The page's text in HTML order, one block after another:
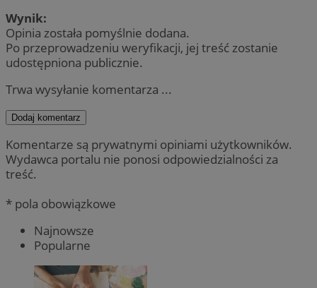
Wynik:
Opinia została pomyślnie dodana.
Po przeprowadzeniu weryfikacji, jej treść zostanie
udostępniona publicznie.
Trwa wysyłanie komentarza ...
Dodaj komentarz
Komentarze są prywatnymi opiniami użytkowników.
Wydawca portalu nie ponosi odpowiedzialności za
treść.
* pola obowiązkowe
Najnowsze
Popularne